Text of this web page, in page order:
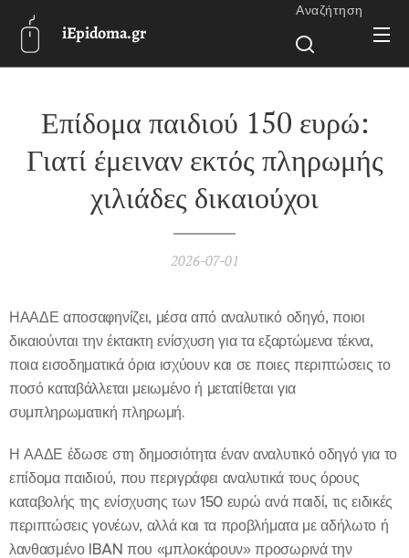
iEpidoma.gr
Αναζήτηση
Επίδομα παιδιού 150 ευρώ:
Γιατί έμειναν εκτός πληρωμής
χιλιάδες δικαιούχοι
2026-07-01
ΗΑΑΔΕ αποσαφηνίζει, μέσα από αναλυτικό οδηγό, ποιοι
δικαιούνται την έκτακτη ενίσχυση για τα εξαρτώμενα τέκνα,
ποια εισοδηματικά όρια ισχύουν και σε ποιες περιπτώσεις το
ποσό καταβάλλεται μειωμένο ή μετατίθεται για
συμπληρωματική πληρωμή.
Η ΑΑΔΕ έδωσε στη δημοσιότητα έναν αναλυτικό οδηγό για το
επίδομα παιδιού, που περιγράφει αναλυτικά τους όρους
καταβολής της ενίσχυσης των 150 ευρώ ανά παιδί, τις ειδικές
περιπτώσεις γονέων, αλλά και τα προβλήματα με αδήλωτο ή
λανθασμένο IBAN που «μπλοκάρουν» προσωρινά την